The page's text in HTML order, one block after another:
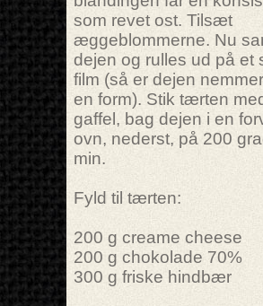
som revet ost. Tilsæt
æggeblommerne. Nu
dejen og rulles ud på et
film (så er dejen
en form). Stik tærten
gaffel, bag dejen i en
ovn, nederst, på 200
min.
Fyld til tærten:
200 g creame cheese
200 g chokolade 70%
300 g friske hindbær